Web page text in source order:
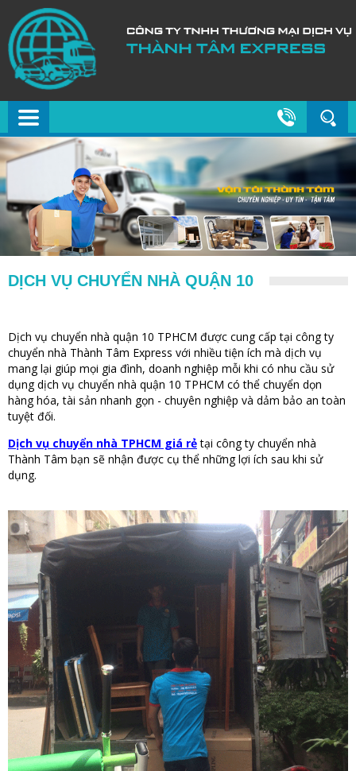
DỊCH VỤ CHUYỂN NHÀ QUẬN 10
Dịch vụ chuyển nhà quận 10 TPHCM được cung cấp tại công ty
chuyển nhà Thành Tâm Express với nhiều tiện ích mà dịch vụ
mang lại giúp mọi gia đình, doanh nghiệp mỗi khi có nhu cầu sử
dụng dịch vụ chuyển nhà quận 10 TPHCM có thể chuyển dọn
hàng hóa, tài sản nhanh gọn - chuyên nghiệp và dảm bảo an toàn
tuyệt đối.
Dịch vụ chuyển nhà TPHCM giá rẻtại công ty chuyển nhà
Thành Tâm bạn sẽ nhận được cụ thể những lợi ích sau khi sử
dụng.